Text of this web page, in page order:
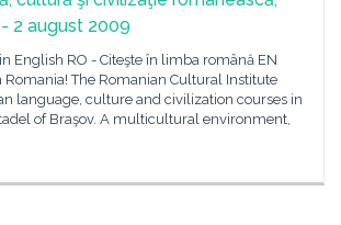
2 august 2009
English RO - Citeşte în limba română EN
Romania! The Romanian Cultural Institute
language, culture and civilization courses in
of Braşov. A multicultural environment,